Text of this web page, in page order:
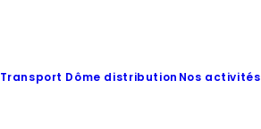
Transport Dôme distribution Nos activités